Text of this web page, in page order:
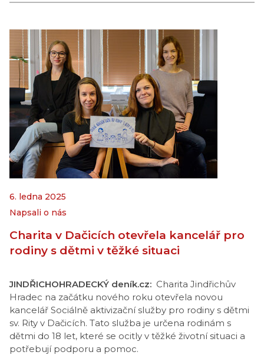
6. ledna 2025
Napsali o nás
Charita v Dačicích otevřela kancelář pro
rodiny s dětmi v těžké situaci
JINDŘICHOHRADECKÝ deník.cz: Charita Jindřichův
Hradec na začátku nového roku otevřela novou
kancelář Sociálně aktivizační služby pro rodiny s dětmi
sv. Rity v Dačicích. Tato služba je určena rodinám s
dětmi do 18 let, které se ocitly v těžké životní situaci a
potřebují podporu a pomoc.